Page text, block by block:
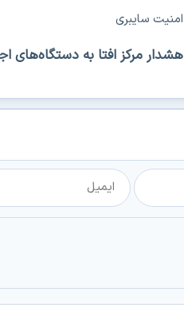
هشدار مرکز افتا به دستگاه‌های
امنیت سایبری